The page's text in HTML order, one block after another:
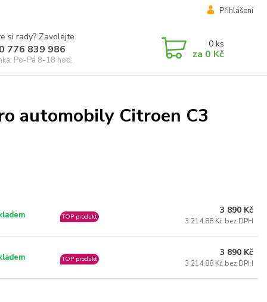
Přihlášení
si rady? Zavolejte.
776 839 986
Po-Pá 8-18 hod.
0 ks
za 0 Kč
automobily Citroen C3
TOP produkt
3 890 Kč
3 214,88 Kč bez DPH
TOP produkt
3 890 Kč
3 214,88 Kč bez DPH